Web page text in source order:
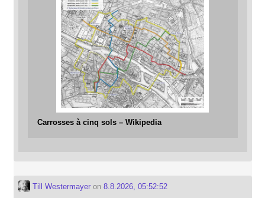
Carrosses à cinq sols – Wikipedia
Till Westermayeron 8.8.2026, 05:52:52